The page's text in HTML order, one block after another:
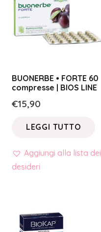
BUONERBE • FORTE 60
compresse | BIOS LINE
€15,90
LEGGI TUTTO
Aggiungi alla lista dei
desideri